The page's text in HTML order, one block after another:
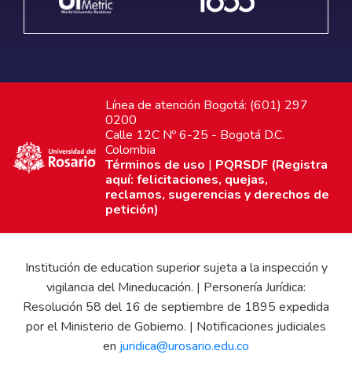
Línea de atención Bogotá: (601) 297
0200
Calle 12C Nº 6-25 - Bogotá D.C.
Colombia
Términos de uso | PQRSDF (Registra
aquí: felicitaciones, quejas,
reclamos, sugerencias y derechos de
petición)
Institución de education superior sujeta a la inspección y
vigilancia del Mineducación. | Personería Jurídica:
Resolución 58 del 16 de septiembre de 1895 expedida
por el Ministerio de Gobierno. | Notificaciones judiciales
en juridica@urosario.edu.co